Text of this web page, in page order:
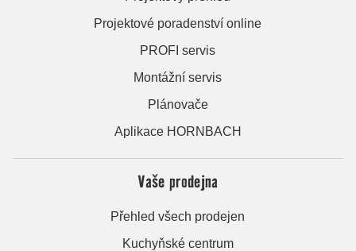
Projektové poradenství online
PROFI servis
Montážní servis
Plánovače
Aplikace HORNBACH
Vaše prodejna
Přehled všech prodejen
Kuchyňské centrum